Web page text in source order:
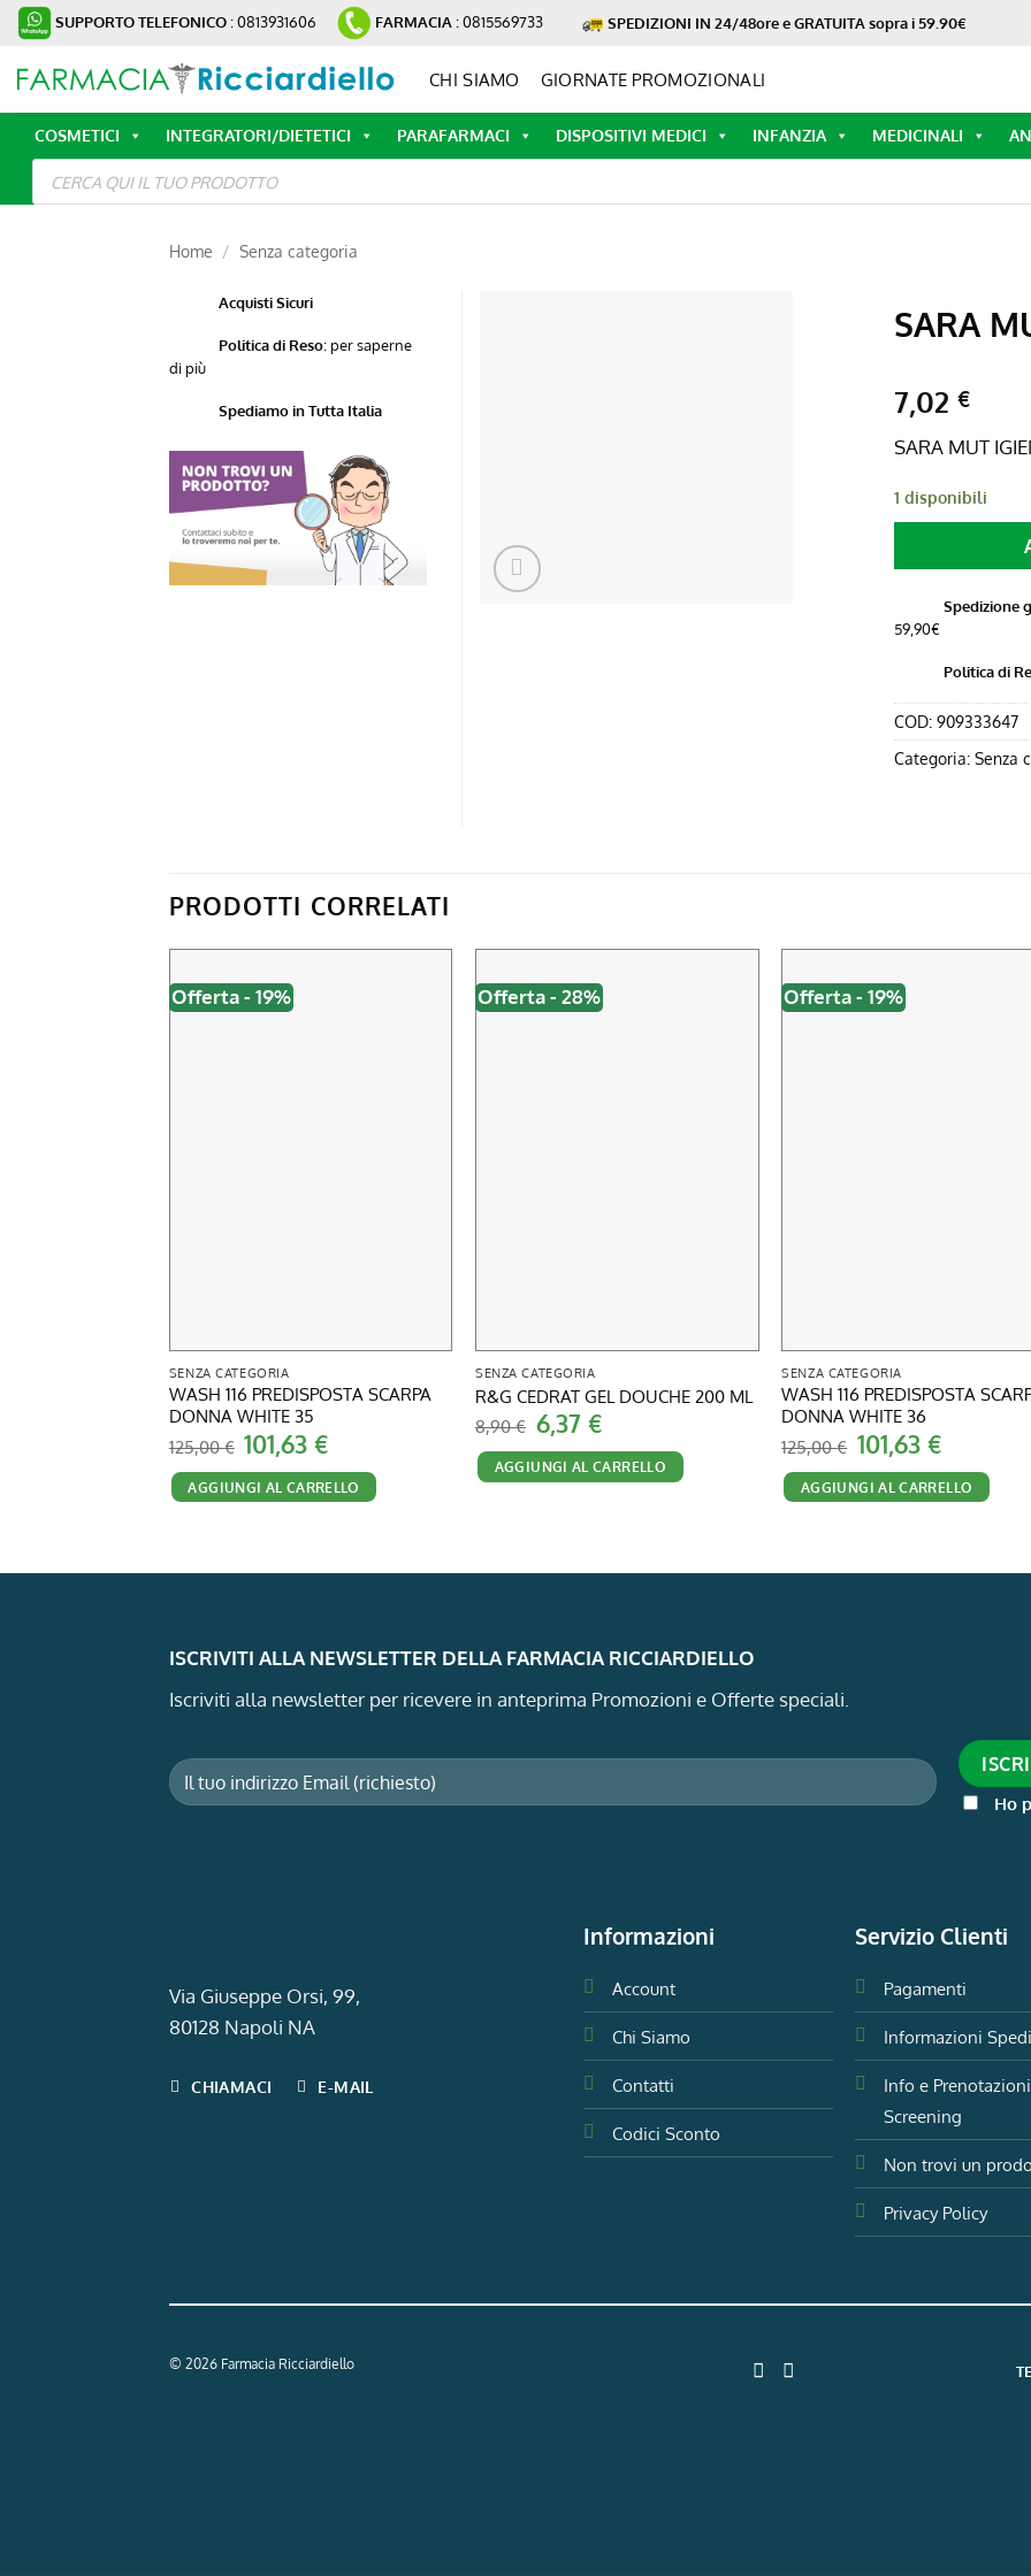
Salta
contenuti
SUPPORTO TELEFONICO : 0813931606 FARMACIA : 0815569733 SPEDIZIONI IN 24/48ore e GRATUITA sopra i 59.90€
CHI SIAMO GIORNATE PROMOZIONALI
COSMETICI INTEGRATORI/DIETETICI PARAFARMACI DISPOSITIVI MEDICI INFANZIA MEDICINALI
Ricerca
prodotti
Home / Senza categoria
SARA
7,02 €
SARA MUT
1 disponibili
Spedizione
59,90€
Politica di
COD: 909333647
Categoria: Senza
Acquisti Sicuri
Politica di Reso:per saperne
di più
Spediamo in Tutta Italia
PRODOTTI CORRELATI
Offerta - 19%
SENZA CATEGORIA
WASH 116 PREDISPOSTA SCARPA
DONNA WHITE 35
125,00€ Il
prezzo
originale
era:
125,00 €.
101,63€Il
prezzo
attuale
è:
101,63 €.
AGGIUNGI AL CARRELLO
Offerta - 28%
SENZA CATEGORIA
R&G CEDRAT GEL DOUCHE 200 ML
8,90€ Il
prezzo
originale
era:
8,90 €.
6,37 €Il
prezzo
attuale
è:
6,37 €.
AGGIUNGI AL CARRELLO
Offerta - 19%
SENZA CATEGORIA
WASH 116 PREDISPOSTA
DONNA WHITE 36
125,00€ Il
prezzo
originale
era:
125,00 €.
101,63 €Il
prezzo
attuale
è:
101,63 €.
AGGIUNGI AL CARRELLO
ISCRIVITI ALLA NEWSLETTER DELLA FARMACIA RICCIARDIELLO
Iscriviti alla newsletter per ricevere in anteprima Promozioni e Offerte speciali.
Ho
Via Giuseppe Orsi, 99,
80128 Napoli NA
CHIAMACI E-MAIL
Informazioni
Account
Chi Siamo
Contatti
Codici Sconto
Servizio Clienti
Pagamenti
Informazioni
Info e Prenotazioni
Screening
Non trovi un
Privacy Policy
© 2026 Farmacia Ricciardiello